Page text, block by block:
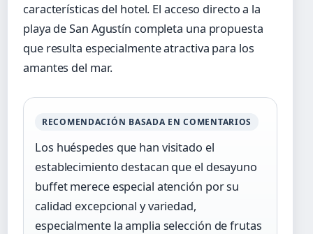
características del hotel. El acceso directo a la
playa de San Agustín completa una propuesta
que resulta especialmente atractiva para los
amantes del mar.
RECOMENDACIÓN BASADA EN COMENTARIOS
Los huéspedes que han visitado el
establecimiento destacan que el desayuno
buffet merece especial atención por su
calidad excepcional y variedad,
especialmente la amplia selección de frutas